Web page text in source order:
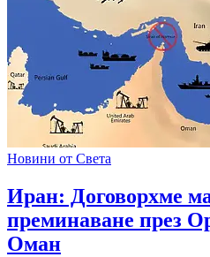
Новини от Света
Иран: Договорхме
преминаване през
Оман